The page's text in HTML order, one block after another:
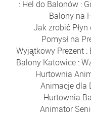
: Hel do Balonów:
Balony na
Jak zrobić
Pomysł na
Wyjątkowy Prezent:
Balony Katowice:
Hurtownia
Animacje dla
Hurtownia
Animator